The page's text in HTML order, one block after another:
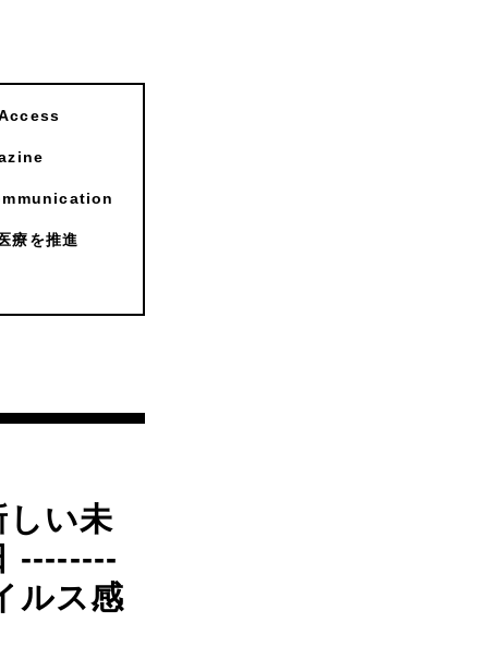
療を推進
い未
--------
ルス感